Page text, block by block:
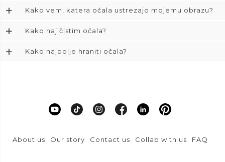
+ Kako vem, katera očala ustrezajo mojemu obrazu?
+ Kako naj čistim očala?
+ Kako najbolje hraniti očala?
About us Our story Contact us Collab with us FAQ